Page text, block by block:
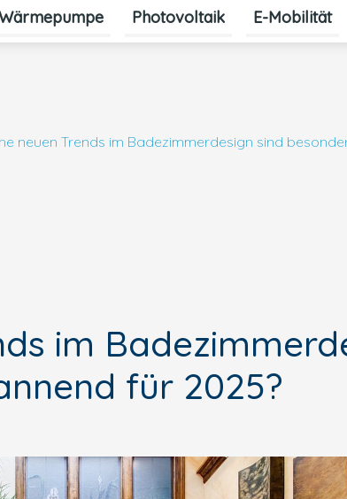
Photovoltaik E-Mobilität
neuen Trends im Badezimmerdesign sind
im
für 2025?